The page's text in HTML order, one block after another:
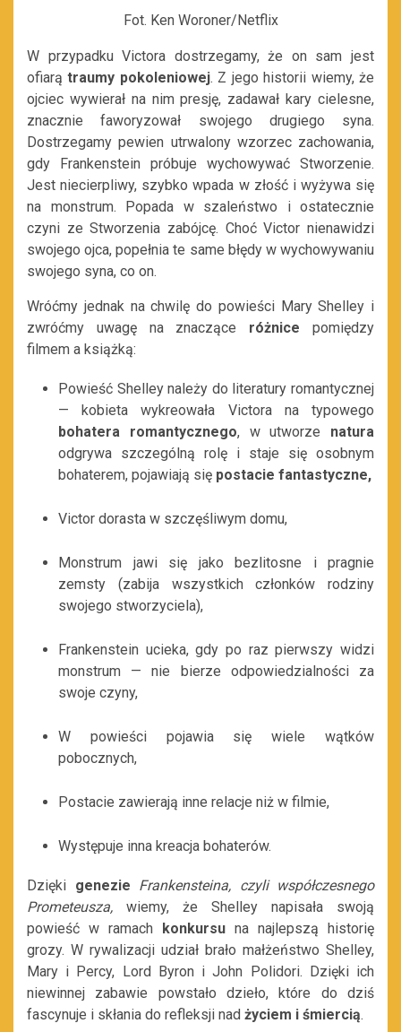
Fot. Ken Woroner/Netflix
W przypadku Victora dostrzegamy, że on sam jest
ofiarątraumy pokoleniowej. Z jego historii wiemy, że
ojciec wywierał na nim presję, zadawał kary cielesne,
znacznie faworyzował swojego drugiego syna.
Dostrzegamy pewien utrwalony wzorzec zachowania,
gdy Frankenstein próbuje wychowywać Stworzenie.
Jest niecierpliwy, szybko wpada w złość i wyżywa się
na monstrum. Popada w szaleństwo i ostatecznie
czyni ze Stworzenia zabójcę. Choć Victor nienawidzi
swojego ojca, popełnia te same błędy w wychowywaniu
swojego syna, co on.
Wróćmy jednak na chwilę do powieści Mary Shelley i
zwróćmy uwagę na znaczące różnice pomiędzy
filmem a książką:
Powieść Shelley należy do literatury romantycznej
— kobieta wykreowała Victora na typowego
bohatera romantycznego, w utworze natura
odgrywa szczególną rolę i staje się osobnym
bohaterem, pojawiają się postacie fantastyczne,
Victor dorasta w szczęśliwym domu,
Monstrum jawi się jako bezlitosne i pragnie
zemsty (zabija wszystkich członków rodziny
swojego stworzyciela),
Frankenstein ucieka, gdy po raz pierwszy widzi
monstrum — nie bierze odpowiedzialności za
swoje czyny,
W powieści pojawia się wiele wątków
pobocznych,
Postacie zawierają inne relacje niż w filmie,
Występuje inna kreacja bohaterów.
Dzięki genezie Frankensteina, czyli współczesnego
Prometeusza, wiemy, że Shelley napisała swoją
powieść w ramach konkursu na najlepszą historię
grozy. W rywalizacji udział brało małżeństwo Shelley,
Mary i Percy, Lord Byron i John Polidori. Dzięki ich
niewinnej zabawie powstało dzieło, które do dziś
fascynuje i skłania do refleksji nad życiem i śmiercią.